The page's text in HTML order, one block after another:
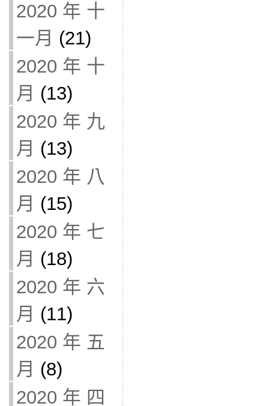
2020 年 十
一月 (21)
2020 年 十
月 (13)
2020 年 九
月 (13)
2020 年 八
月 (15)
2020 年 七
月 (18)
2020 年 六
月 (11)
2020 年 五
月 (8)
2020 年 四